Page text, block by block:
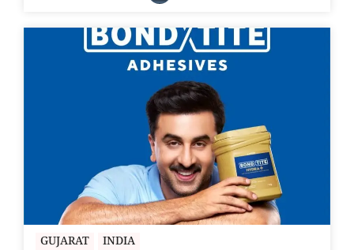
GUJARAT INDIA